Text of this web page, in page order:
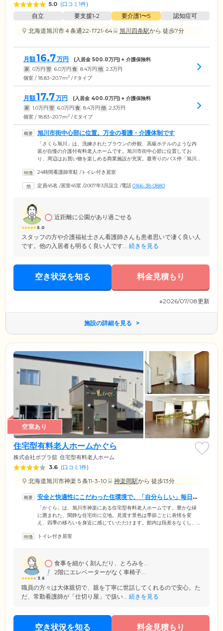
5.0 (口コミ1件)
自立 要支援1•2 要介護1〜5
認知症可
北海道旭川市４条通22-1721-64
旭川四条駅から 徒歩7分
月額16.7万円 (入居金 500.0万円) + 介護保険料
家 0万円 管 6.0万円 食 8.4万円 他 2.3万円
個室 / 18.83~20.7m2 / Fタイプ
月額17.7万円 (入居金 400.0万円) + 介護保険料
家 1.0万円 管 6.0万円 食 8.4万円 他 2.3万円
個室 / 18.83~20.7m2 / Eタイプ
旭川市街中心部に位置。万全の看護・介護体制です
「さくら旭川」は、洗練されたブラウンの外観、高級ホテルのような内
装が自慢の介護付有料老人ホームです。旭川市街中心部に位置してお
り、周辺はお買い物を楽しめる商業施設が充実。最寄りのバス停「旭川
スも良好です。365日看護職員が常駐。「清水内科医院」「大西病院」
た医療機関と連携して緊急時も迅速に対応いたします。ご入居者様らし
24時間看護師常駐 /トイレ付き居室
定員45名 /居室45室 /2007年3月設立 /電話0166-38-0880
5.0
近距離に公園があり過ごせる
スタッフの方や介護福祉士さん看護師さんも患者思いで凄く良い人
です。他の入居者も明るく良い人です... 続きを見る
空き状況を知る 料金見積もり
※2026/07/08更新
施設の詳細を見る
空室あり
住宅型有料老人ホームかぐら
株式会社ポプラ舘 住宅型有料老人ホーム
3.6 (口コミ1件)
北海道旭川市神楽５条11-3-10 神楽岡駅から 徒歩13分
安全と快適性にこだわった住環境で、「自分らしい」毎日を
お楽しみください
「かぐら」は、旭川市神楽にある住宅型有料老人ホームです。豊かな緑
に囲まれた、閑静な住宅街に立地。見渡す景色は季節ごとに表情を変
え、四季の移ろいを身近に感じていただけます。館内は段差をなくし、
ラウンジは、日々たくさんの笑顔あふれる憩いの場となっています。全
今までのライフスタイルを維持しながら、「自分らしい」毎日をお楽し
みください。
トイレ付き居室
3.6
食事を細かく刻んだり、とろみを...
2階にエレベーターがなく車椅子...
職員の方々は大体親切で、親を丁寧に世話してくれるので安心。た
だ、常勤看護師が「仕切り屋」で扱い... 続きを見る
空き状況を知る 料金見積もり